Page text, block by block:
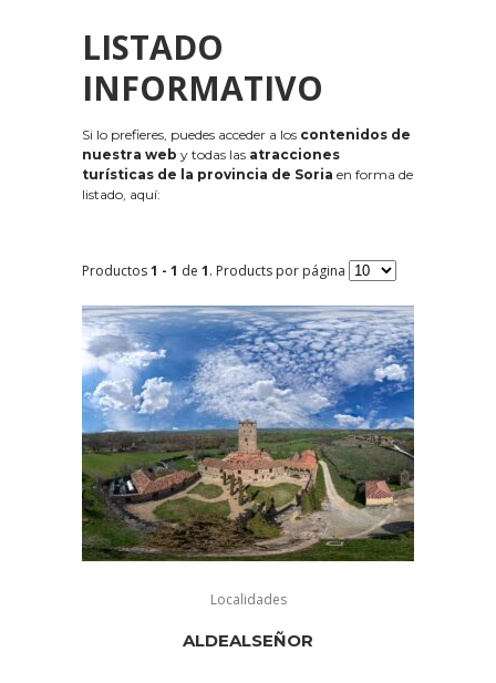
LISTADO
INFORMATIVO
Si lo prefieres, puedes acceder a los contenidos de
nuestra web y todas las atracciones
turísticas de la provincia de Soria en forma de
listado, aquí:
Productos1 - 1 de 1. Products por página
Localidades
ALDEALSEÑOR